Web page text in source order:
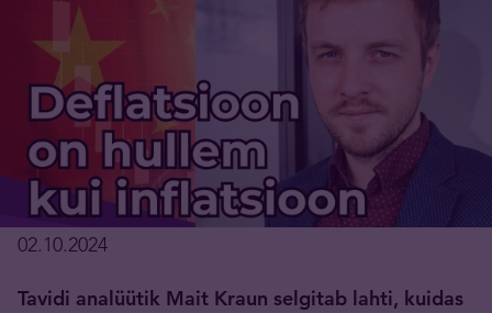
02.10.2024
Tavidi analüütik Mait Kraun selgitab lahti, kuidas